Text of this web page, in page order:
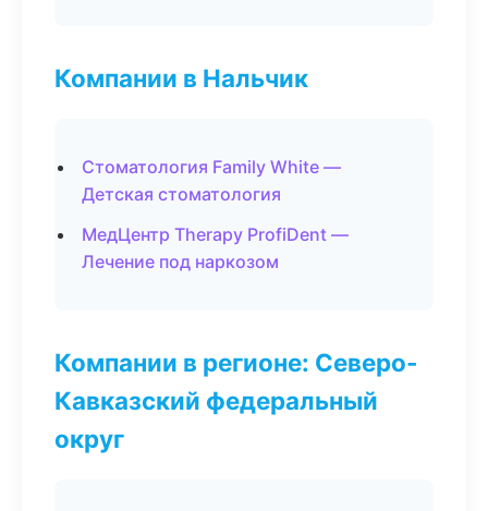
Компании в Нальчик
Стоматология Family White —
Детская стоматология
МедЦентр Therapy ProfiDent —
Лечение под наркозом
Компании в регионе: Северо-
Кавказский федеральный
округ